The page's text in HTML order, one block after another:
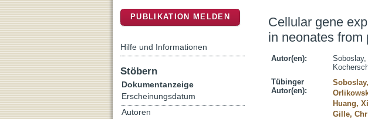
Cellular gene
in neonates from
Autor(en): Soboslay,
Tübinger
Autor(en):
Huang,
Gille,
PUBLIKATION MELDEN
Hilfe und Informationen
Stöbern
Dokumentanzeige
Erscheinungsdatum
Autoren